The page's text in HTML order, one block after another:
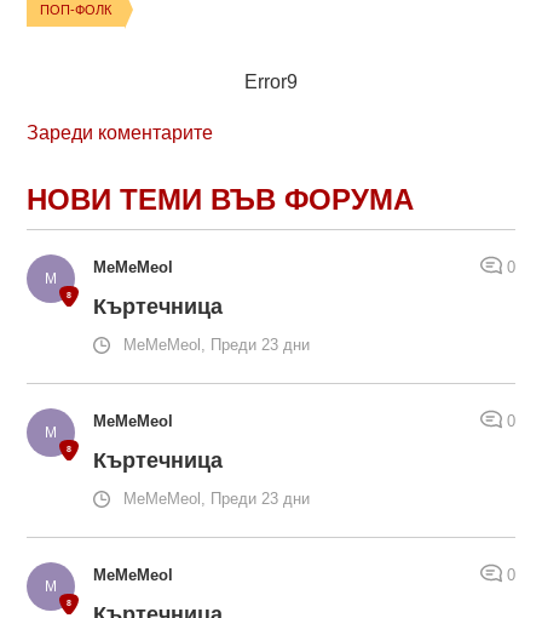
ПОП-ФОЛК
Error9
Зареди коментарите
НОВИ ТЕМИ ВЪВ ФОРУМА
MeMeMeol 0
Къртечница
MeMeMeol, Преди 23 дни
MeMeMeol 0
Къртечница
MeMeMeol, Преди 23 дни
MeMeMeol 0